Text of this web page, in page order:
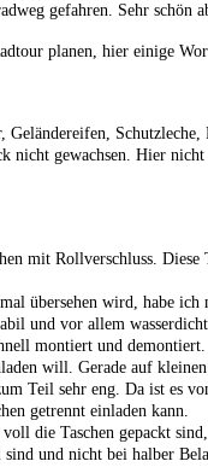
gefahren. Sehr
planen, hier einige
nicht gewachsen. Hier
mit Rollverschluss. Diese
übersehen wird, habe ich
und vor allem
montiert und
will. Gerade auf
Teil sehr eng. Da ist es
getrennt einladen kann.
die Taschen gepackt
sind und nicht bei halber